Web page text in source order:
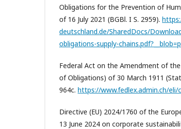
Obligations for the Prevention of
of 16 July 2021 (BGBl. I S. 2959).
deutschland.de/SharedDocs/
obligations-supply-
Federal Act on the Amendment of the
of Obligations) of 30 March 1911
964c. https://www.fedlex.admin.ch/eli/
Directive (EU) 2024/1760 of the
13 June 2024 on corporate